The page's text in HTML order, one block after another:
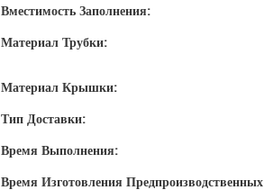
Вместимость Заполнения:
Материал Трубки:
Материал Крышки:
Тип Доставки:
Время Выполнения:
Время Изготовления Предпроизводственных